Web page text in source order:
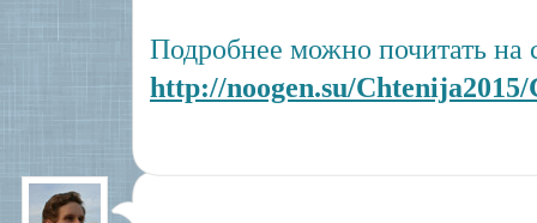
Подробнее можно почитать на
http://noogen.su/